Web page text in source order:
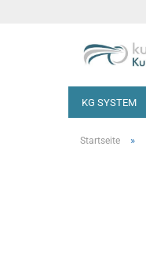
KG SYSTEM
Startseite »